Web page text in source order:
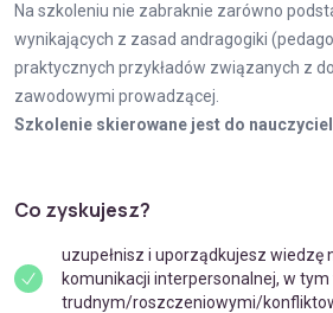
Na szkoleniu nie zabraknie zarówno
wynikających z zasad andragogiki
praktycznych przykładów związanych z
zawodowymi prowadzącej.
Szkolenie skierowane jest do
Co zyskujesz?
uzupełnisz i uporządkujesz wiedzę
komunikacji interpersonalnej, w
trudnym/roszczeniowymi/